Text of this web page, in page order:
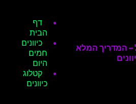
– המדריך המלא
דף
הבית
כיוונים
חמים
היום
קטלוג
כיוונים